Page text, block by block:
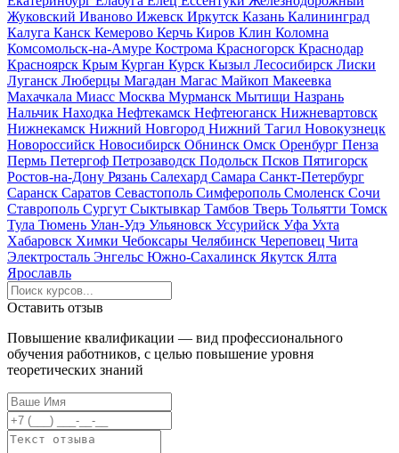
Жуковский Иваново Ижевск Иркутск Казань Калининград
Калуга Канск Кемерово Керчь Киров Клин Коломна
Комсомольск-на-Амуре Кострома Красногорск Краснодар
Красноярск Крым Курган Курск Кызыл Лесосибирск Лиски
Луганск Люберцы Магадан Магас Майкоп Макеевка
Махачкала Миасс Москва Мурманск Мытищи Назрань
Нальчик Находка Нефтекамск Нефтеюганск Нижневартовск
Нижнекамск Нижний Новгород Нижний Тагил Новокузнецк
Новороссийск Новосибирск Обнинск Омск Оренбург Пенза
Пермь Петергоф Петрозаводск Подольск Псков Пятигорск
Ростов-на-Дону Рязань Салехард Самара Санкт-Петербург
Саранск Саратов Севастополь Симферополь Смоленск Сочи
Ставрополь Сургут Сыктывкар Тамбов Тверь Тольятти Томск
Тула Тюмень Улан-Удэ Ульяновск Уссурийск Уфа Ухта
Хабаровск Химки Чебоксары Челябинск Череповец Чита
Электросталь Энгельс Южно-Сахалинск Якутск Ялта
Ярославль
Оставить отзыв
Повышение квалификации — вид профессионального
обучения работников, с целью повышение уровня
теоретических знаний